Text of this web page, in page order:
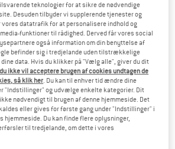
teknologier for at sikre de nødvendige
Desuden tilbyder vi supplerende tjenester og
datatrafik for at personalisere indhold og
funktioner til rådighed. Derved får vores social
også information om din benyttelse af
befinder sig i tredjelande uden tilstrækkelige
data. Hvis du klikker på "Vælg alle", giver du dit
ikke vil acceptere brugen af cookies undtagen de
så klik her. Du kan til enhver tid ændre dine
"Indstillinger" og udvælge enkelte kategorier. Dit
nødvendigt til brugen af denne hjemmeside. Det
eller gives for første gang under "Indstillinger" i
hjemmeside. Du kan finde flere oplysninger,
til tredjelande, om dette i vores